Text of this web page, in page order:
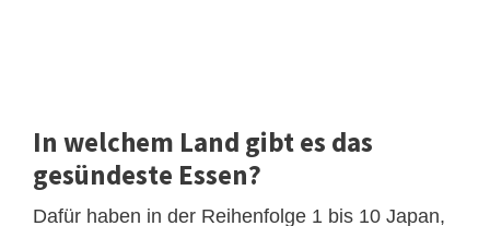
In welchem Land gibt es das
gesündeste Essen?
Dafür haben in der Reihenfolge 1 bis 10 Japan,